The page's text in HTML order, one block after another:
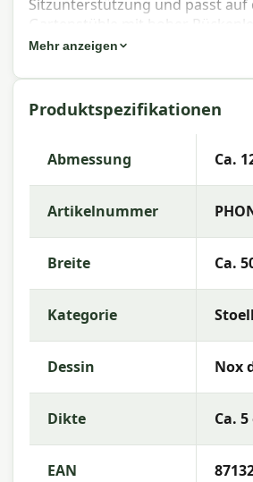
Sitzunterstützung und passt auf
Gartenstühle mit hoher
Artikelnummer:
EAN:8713229106515
Abmessung:
Ca. 123x50 cm
Stoff:50% Baumwolle 45%
Fasern
Füllung:Mix SG-20
Garantie:
Gebrauchsanleitung
Mehr anzeigen
Produktspezifikationen
Abmessung Ca.
Artikelnummer
Breite Ca.
Kategorie
Dessin Nox
Dikte Ca.
EAN